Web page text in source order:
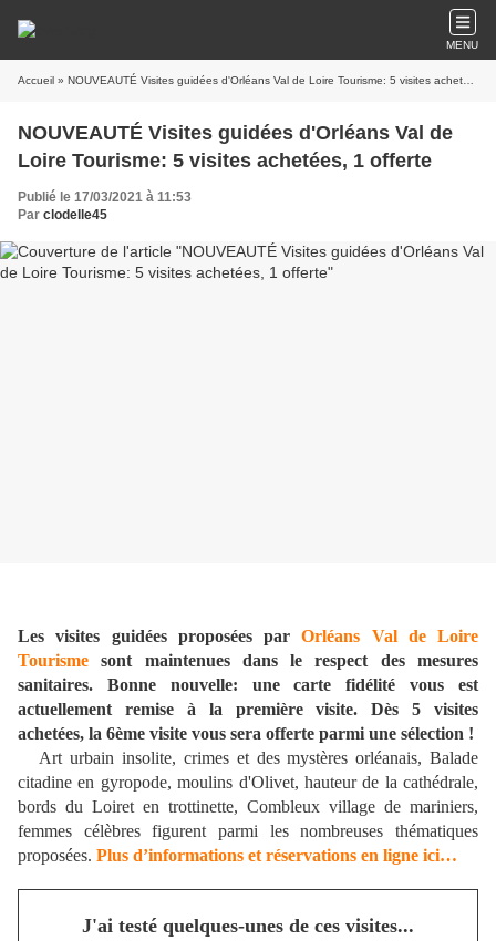
MENU
Accueil » NOUVEAUTÉ Visites guidées d'Orléans Val de Loire Tourisme: 5 visites achetées, 1 offerte
NOUVEAUTÉ Visites guidées d'Orléans Val de
Loire Tourisme: 5 visites achetées, 1 offerte
Publié le 17/03/2021 à 11:53
Par clodelle45
Les visites guidées proposées parOrléans Val de Loire
Tourisme sont maintenues dans le respect des mesures
sanitaires. Bonne nouvelle: une carte fidélité vous est
actuellement remise à la première visite. Dès 5 visites
achetées, la 6ème visite vous sera offerte parmi une sélection !
Art urbain insolite, crimes et des mystères orléanais, Balade
citadine en gyropode, moulins d'Olivet, hauteur de la cathédrale,
bords du Loiret en trottinette, Combleux village de mariniers,
femmes célèbres figurent parmi les nombreuses thématiques
proposées. Plus d’informations et réservations en ligne ici…
J'ai testé quelques-unes de ces visites...